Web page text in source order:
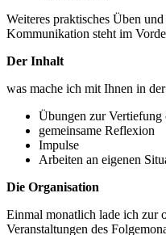
Weiteres praktisches Üben
Kommunikation steht im
Der Inhalt
was mache ich mit Ihnen in
Übungen zur
gemeinsame Reflexion
Impulse
Arbeiten an eigenen
Die Organisation
Einmal monatlich lade ich zur
Veranstaltungen des